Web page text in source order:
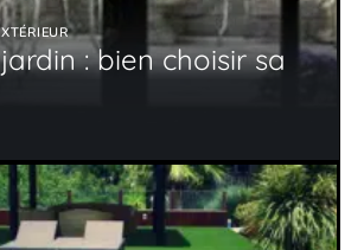
: bien choisir sa